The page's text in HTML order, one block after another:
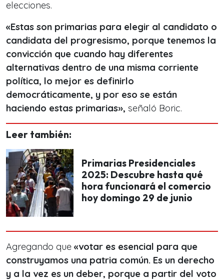
elecciones.
«Estas son primarias para elegir al candidato o
candidata del progresismo, porque tenemos la
convicción que cuando hay diferentes
alternativas dentro de una misma corriente
política, lo mejor es definirlo
democráticamente, y por eso se están
haciendo estas primarias», señaló Boric.
Leer también:
Primarias Presidenciales
2025: Descubre hasta qué
hora funcionará el comercio
hoy domingo 29 de junio
Agregando que «votar es esencial para que
construyamos una patria común. Es un derecho
y a la vez es un deber, porque a partir del voto